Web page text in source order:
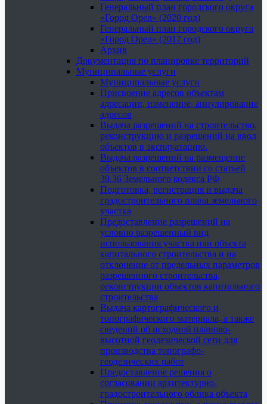
Генеральный план городского округа
«Город Орел» (2020 год)
Генеральный план городского округа
«Город Орел» (2017 год)
Архив
Документация по планировке территорий
Муниципальные услуги
Муниципальные услуги
Присвоение адресов объектам
адресации, изменение, аннулирование
адресов
Выдача разрешений на строительство,
реконструкцию и разрешений на ввод
объектов в эксплуатацию.
Выдача разрешений на размещение
объектов в соответствии со статьей
39.36 Земельного кодекса РФ
Подготовка, регистрация и выдача
градостроительного плана земельного
участка
Предоставление разрешений на
условно разрешенный вид
использования участка или объекта
капитального строительства и на
отклонение от предельных параметров
разрешенного строительства,
реконструкции объектов капитального
строительства
Выдача картографического и
топографического материала, а также
сведений об исходной планово-
высотной геодезической сети для
производства топографо-
геодезических работ
Предоставление решения о
согласовании архитектурно-
градостроительного облика объекта